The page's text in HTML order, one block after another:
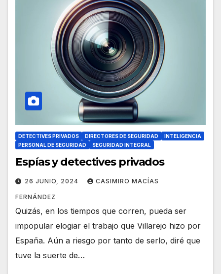
DETECTIVES PRIVADOS DIRECTORES DE SEGURIDAD
INTELIGENCIA
PERSONAL DE SEGURIDAD
SEGURIDAD INTEGRAL
Espías y detectives privados
26 JUNIO, 2024 CASIMIRO MACÍAS
FERNÁNDEZ
Quizás, en los tiempos que corren, pueda ser
impopular elogiar el trabajo que Villarejo hizo por
España. Aún a riesgo por tanto de serlo, diré que
tuve la suerte de…